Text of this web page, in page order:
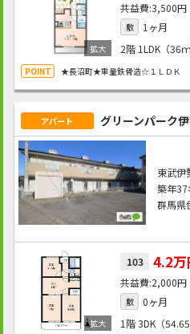
3,500円
敷 1ヶ月
2階 1LDK（36
★長沼町★重量鉄骨造☆１ＬＤＫ
アパート グリーンパーク
東武伊
築年
群馬県
103 4.2万
2,000円
敷 0ヶ月
1階3DK（